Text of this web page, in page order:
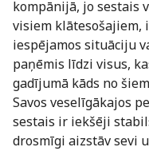
kompānijā, jo sestais
visiem klātesošajiem,
iespējamos situāciju
paņēmis līdzi visus,
gadījumā kāds no
Savos veselīgākajos
sestais ir iekšēji
drosmīgi aizstāv sevi